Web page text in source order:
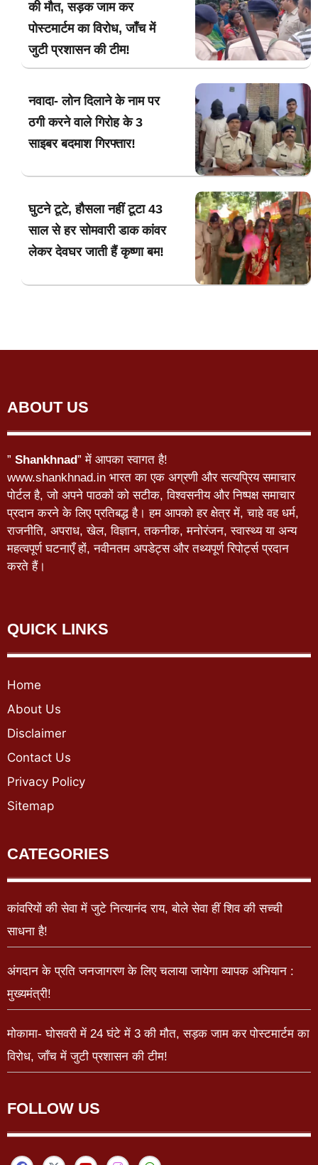
की मौत, सड़क जाम कर
पोस्टमार्टम का विरोध, जाँच में
जुटी प्रशासन की टीम!
नवादा- लोन दिलाने के नाम पर
ठगी करने वाले गिरोह के 3
साइबर बदमाश गिरफ्तार!
घुटने टूटे, हौसला नहीं टूटा 43
साल से हर सोमवारी डाक कांवर
लेकर देवघर जाती हैं कृष्णा बम!
ABOUT US
” Shankhnad” में आपका स्वागत है!
www.shankhnad.in भारत का एक अग्रणी और सत्यप्रिय समाचार
पोर्टल है, जो अपने पाठकों को सटीक, विश्वसनीय और निष्पक्ष समाचार
प्रदान करने के लिए प्रतिबद्ध है। हम आपको हर क्षेत्र में, चाहे वह धर्म,
राजनीति, अपराध, खेल, विज्ञान, तकनीक, मनोरंजन, स्वास्थ्य या अन्य
महत्वपूर्ण घटनाएँ हों, नवीनतम अपडेट्स और तथ्यपूर्ण रिपोर्ट्स प्रदान
करते हैं।
QUICK LINKS
Home
About Us
Disclaimer
Contact Us
Privacy Policy
Sitemap
CATEGORIES
कांवरियों की सेवा में जुटे नित्यानंद राय, बोले सेवा हीं शिव की सच्ची
साधना है!
अंगदान के प्रति जनजागरण के लिए चलाया जायेगा व्यापक अभियान :
मुख्यमंत्री!
मोकामा- घोसवरी में 24 घंटे में 3 की मौत, सड़क जाम कर पोस्टमार्टम का
विरोध, जाँच में जुटी प्रशासन की टीम!
FOLLOW US